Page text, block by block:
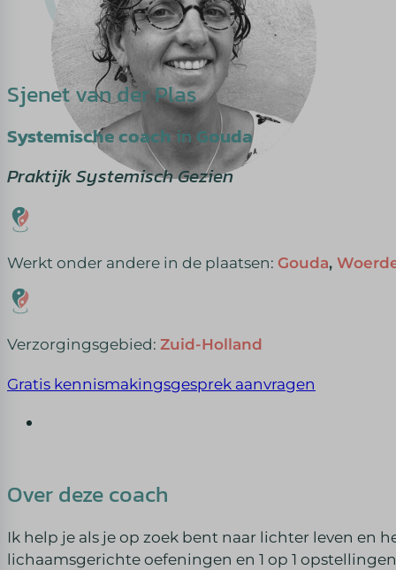
Sjenet van der Plas
Systemische coach in Gouda
Praktijk Systemisch Gezien
Werkt onder andere in de plaatsen: Gouda,
Verzorgingsgebied: Zuid-Holland
Gratis kennismakingsgesprek aanvragen
Over deze coach
Ik help je als je op zoek bent naar lichter leven en
lichaamsgerichte oefeningen en 1 op 1